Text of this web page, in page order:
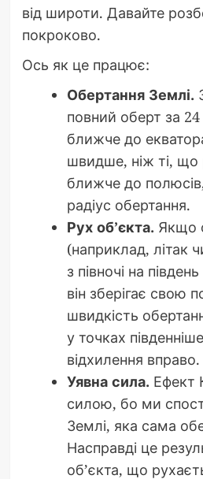
від широти. Давайте
покроково.
Ось як це працює:
Обертання Землі.
повний оберт за
ближче до
швидше, ніж ті, що
ближче до
радіус обертання.
Рух об’єкта. Якщо
(наприклад, літак
з півночі на південь
він зберігає свою
швидкість
у точках
відхилення вправо.
Уявна сила. Ефект
силою, бо ми
Землі, яка сама
Насправді це
об’єкта, що